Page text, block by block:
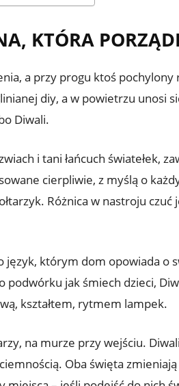
KTÓRA
a przy progu ktoś
diy, a w powietrzu unosi
Diwali.
i tani łańcuch światełek,
cierpliwie, z myślą o
Różnica w nastroju
którym dom opowiada o
jak śmiech dzieci,
kształtem, rytmem lampek.
na murze przy wejściu.
Oba święta